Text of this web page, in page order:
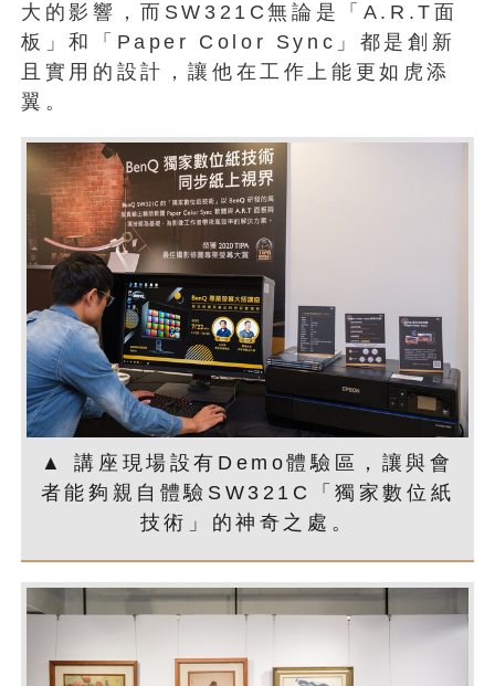
大的影響，而SW321C無論是「A.R.T面
板」和「Paper Color Sync」都是創新
且實用的設計，讓他在工作上能更如虎添
翼。
▲ 講座現場設有Demo體驗區，讓與會
者能夠親自體驗SW321C「獨家數位紙
技術」的神奇之處。